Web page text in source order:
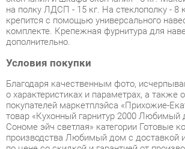
Условия покупки
Благодаря качественным фото,
о характеристиках и параметрах, а также
товар «Кухонный гарнитур 2000 Любимый
производства Любимый дом с доставкой из
по цене со скидкой и гарантией от
составит труда.
Мы отправляем заказы в доставку
ассортимента в наличии на складе в
получите не позднее48-ми часовс